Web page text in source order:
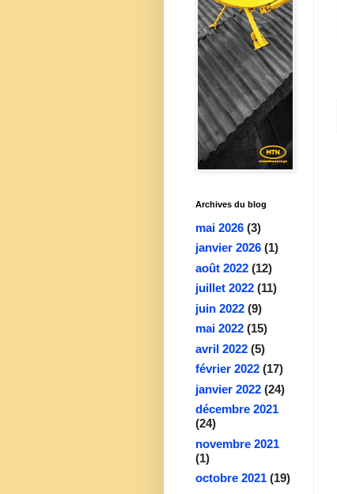
Archives du blog
mai 2026 (3)
janvier 2026 (1)
août 2022 (12)
juillet 2022 (11)
juin 2022 (9)
mai 2022 (15)
avril 2022 (5)
février 2022 (17)
janvier 2022 (24)
décembre 2021
(24)
novembre 2021
(1)
octobre 2021 (19)